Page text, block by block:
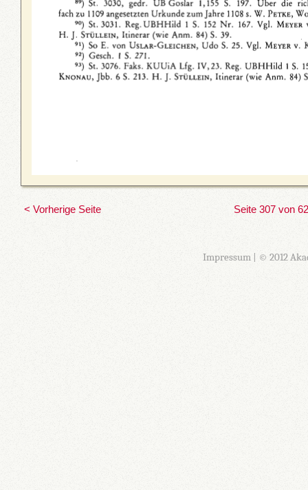
< Vorherige Seite Seite 307 von
Impressum| © 2012